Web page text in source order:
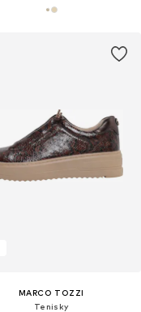
MARCO TOZZI
Tenisky